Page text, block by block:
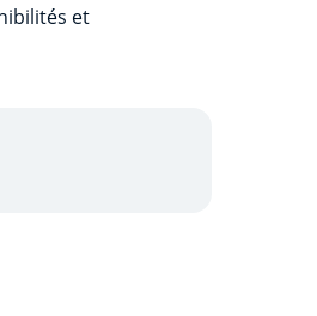
et
plus sur "Découvert"